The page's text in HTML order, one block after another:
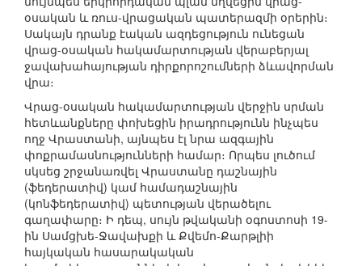
օսական և ռուս-վրացական պատերազմի օրերին։
Սակայն դրանք էական ազդեցություն ունեցան
վրաց-օսական հակամարտության վերաբերյալ
ջավախահայության դիրքորոշումների ձևավորման
վրա։
Վրաց-օսական հակամարտության վերջին սրման
հետևանքները փոխեցին իրադրությունն ինչպես
ողջ Վրաստանի, այնպես էլ նրա ազգային
փոքրամասնությունների համար։ Որպես լուծում
սկսեց շրջանառվել Վրաստանը դաշնային
(ֆեդերատիվ) կամ համադաշնային
(կոնֆեդերատիվ) պետության վերածելու
գաղափարը։ Ի դեպ, սույն թվականի օգոստոսի 19-
ին Սամցխե-Ջավախքի և Քվեմո-Քարթլիի
հայկական հասարակական